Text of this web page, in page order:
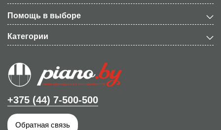
Помощь в выборе
Категории
+375 (44) 7-500-500
Обратная связь